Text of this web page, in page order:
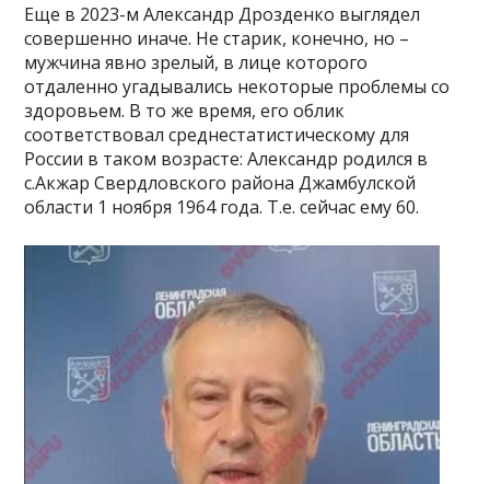
Еще в 2023-м Александр Дрозденко выглядел
совершенно иначе. Не старик, конечно, но –
мужчина явно зрелый, в лице которого
отдаленно угадывались некоторые проблемы со
здоровьем. В то же время, его облик
соответствовал среднестатистическому для
России в таком возрасте: Александр родился в
с.Акжар Свердловского района Джамбулской
области 1 ноября 1964 года. Т.е. сейчас ему 60.